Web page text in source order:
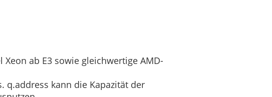
ab E3 sowie gleichwertige AMD-
q.address kann die Kapazität der